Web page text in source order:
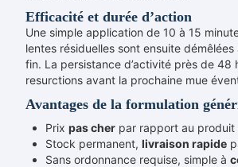
Efficacité et durée d’action
Une simple application de 10 à 15
lentes résiduelles sont ensuite
fin. La persistance d’activité près de 48
resurctions avant la prochaine mue
Avantages de la formulation
Prix pas cher par rapport au produit
Stock permanent, livraison rapide
Sans ordonnance requise, simple à